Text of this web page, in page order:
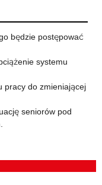
będzie postępować
systemu
pracy do zmieniającej
seniorów pod